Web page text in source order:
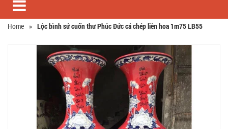
Home » Lộc bình sứ cuốn thư Phúc Đức cá chép liên hoa 1m75 LB55